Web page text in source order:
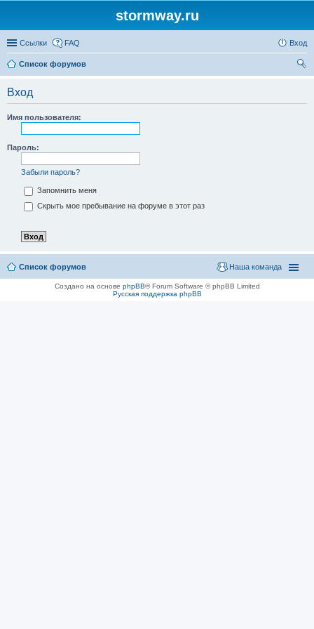
stormway.ru
Ссылки FAQ Вход
Список форумов
Вход
Имя пользователя:
Пароль:
Забыли пароль?
Запомнить меня
Скрыть мое пребывание на форуме в этот раз
Список форумов Наша команда
Создано на основе phpBB® Forum Software © phpBB Limited
Русская поддержка phpBB